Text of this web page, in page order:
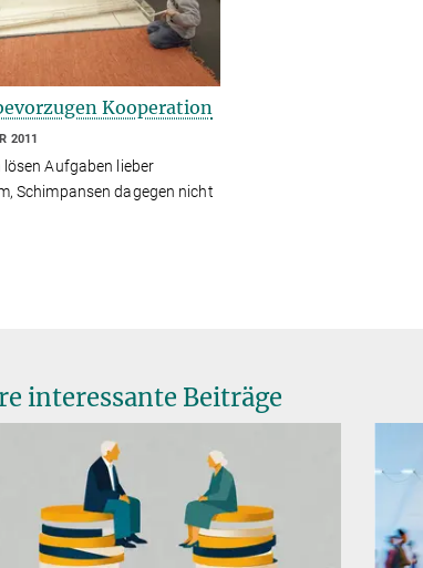
Kooperation
2011
lösen Aufgaben lieber
Schimpansen dagegen nicht
interessante Beiträge